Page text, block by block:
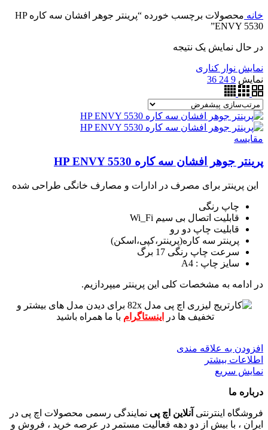
خانه
محصولات برچسب خورده “پرینتر جوهر افشان سه کاره HP
ENVY 5530”
در حال نمایش یک نتیجه
نمایش نوار کناری
نمایش 9
24
36
مقايسه
پرینتر جوهر افشان سه کاره HP ENVY 5530
این پرینتر برای مصرف در ادارات و مصارف خانگی طراحی شده
چاپ رنگی
قابلیت اتصال بی سیم Wi_Fi
قابلیت چاپ دو رو
پرینتر سه کاره(پرینتر،کپی،اسکن)
سرعت چاپ رنگی 17 برگ
سایز چاپ : A4
در ادامه به مشخصات کلی این پرینتر میپردازیم.
برای دیدن مدل های بیشتر و
تخفیف ها در
اینستاگرام با ما همراه باشید
افزودن به علاقه مندی
اطلاعات بیشتر
نمایش سریع
درباره ما
فروشگاه اینترنتی آنلاین اچ پی نمایندگی رسمی محصولات اچ پی در
ایران ، با بیش از دو دهه فعالیت مستمر در عرصه خرید ، فروش و